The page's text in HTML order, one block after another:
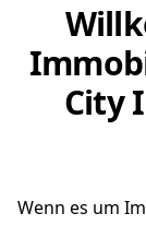
City
Wenn es um